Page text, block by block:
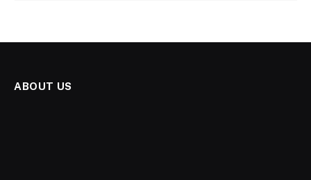
ABOUT US